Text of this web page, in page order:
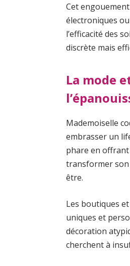
Cet
électroniques
l’efficacité des
discrète mais
La mode
Mademoiselle
embrasser un
phare en offrant
transformer
être.
Les boutiques
uniques et
décoration
cherchent à